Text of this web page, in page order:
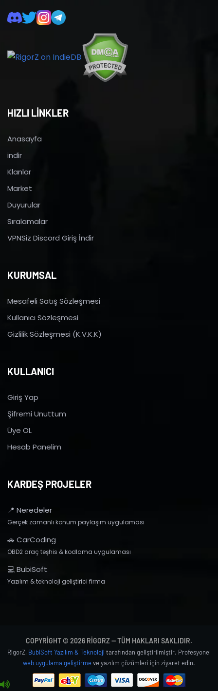
HIZLI LİNKLER
Anasayfa
indir
Klanlar
Market
Duyurular
Sıralamalar
VPNSiz Discord Giriş İndir
KURUMSAL
Mesafeli Satış Sözleşmesi
Kullanıcı Sözleşmesi
Gizlilik Sözleşmesi (K.V.K.K)
KULLANICI
Giriş Yap
Şifremi Unuttum
Üye OL
Hesab Panelim
KARDEŞ PROJELER
📍 Neredeler
Gerçek zamanlı konum paylaşım uygulaması
🚗 CarCoding
OBD2 araç teşhis & kodlama uygulaması
💻 BubiSoft
Yazılım & teknoloji geliştirici firma
COPYRIGHT © 2026 RIGORZ — TÜM HAKLARI SAKLIDIR.
RigorZ, BubiSoft Yazılım & Teknoloji tarafından geliştirilmiştir. Profesyonel
web uygulama geliştirmeve yazılım çözümleri için ziyaret edin.